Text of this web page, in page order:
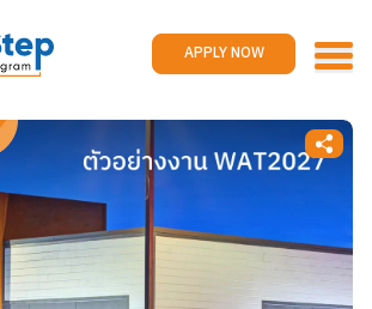
APPLY NOW
Work and travel
Reviews
Promotions
Contact us
APPLY NOW